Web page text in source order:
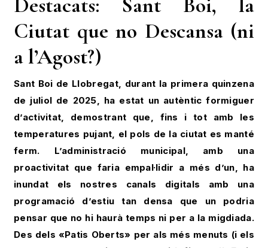
Ciutat que no Descansa (ni
a l’Agost?)
Sant Boi de Llobregat, durant la primera quinzena
de juliol de 2025, ha estat un autèntic formiguer
d’activitat, demostrant que, fins i tot amb les
temperatures pujant, el pols de la ciutat es manté
ferm. L’administració municipal, amb una
proactivitat que faria empal·lidir a més d’un, ha
inundat els nostres canals digitals amb una
programació d’estiu tan densa que un podria
pensar que no hi haurà temps ni per a la migdiada.
Des dels «Patis Oberts» per als més menuts (i els